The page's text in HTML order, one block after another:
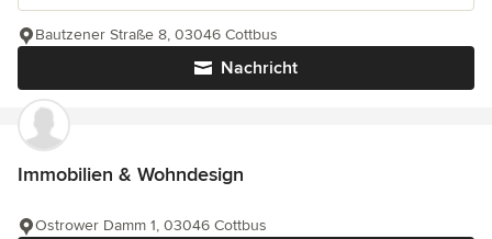
Nachricht
Bautzener Straße 8, 03046 Cottbus
Immobilien & Wohndesign
Ostrower Damm 1, 03046 Cottbus